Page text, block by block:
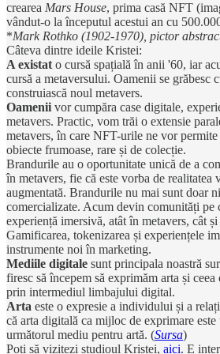
crearea Mars House, prima casă NFT
vândut-o la începutul acestui an cu
*Mark Rothko (1902-1970), pictor
Câteva dintre ideile Kristei:
A existat o cursă spațială în anii '60, iar
cursă a metaversului. Oamenii se grăbesc
construiască noul metavers.
Oamenii vor cumpăra case digitale,
metavers. Practic, vom trăi o extensie
metavers, în care NFT-urile ne vor permite
obiecte frumoase, rare și de colecție.
Brandurile au o oportunitate unică de a
în metavers, fie că este vorba de realitatea
augmentată. Brandurile nu mai sunt doar
comercializate. Acum devin comunități pe
experiență imersivă, atât în metavers, cât
Gamificarea, tokenizarea și experiențele
instrumente noi în marketing.
Mediile digitale sunt principala noastră
firesc să începem să exprimăm arta și
prin intermediul limbajului digital.
Arta este o expresie a individului și a
că arta digitală ca mijloc de exprimare
următorul mediu pentru artă. (Sursa)
Poți să vizitezi studioul Kristei, aici. E